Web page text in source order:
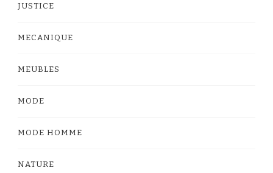
JUSTICE
MECANIQUE
MEUBLES
MODE
MODE HOMME
NATURE